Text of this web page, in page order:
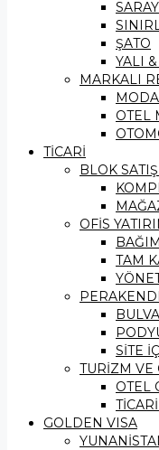
SARAY
ŞATO
YALI
MARKALI
OTEL
TİCARİ
BLOK
OFİS
TAM
SİTE
TURİZM VE
OTEL
GOLDEN VISA